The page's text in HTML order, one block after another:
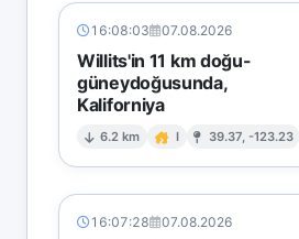
16:08:03 07.08.2026
Willits'in 11 km doğu-
güneydoğusunda,
Kaliforniya
6.2 km I 39.37, -123.23
16:07:28 07.08.2026